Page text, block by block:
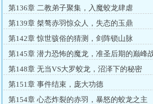
第136章 二教弟子聚集，入魔蛟龙肆虐
第139章 桀骜赤羽惊众人，失态的玉鼎
第142章 惊世骇俗的猜测，剑阵锁山脉
第145章 潜力恐怖的魔龙，准圣后期的巅峰
力第148章 无当VS大罗蛟龙，沼泽下的秘密
第151章 事件结束，庞大功德
第154章 心态炸裂的赤羽，暴怒的蛟龙之主